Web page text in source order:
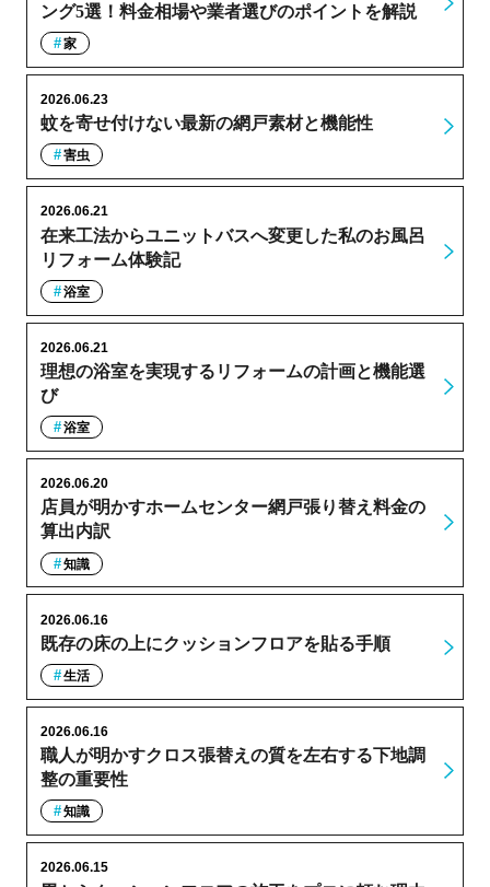
ング5選！料金相場や業者選びのポイントを解説
家
蚊を寄せ付けない最新の網戸素材と機能性
2026.06.23
害虫
在来工法からユニットバスへ変更した私のお風呂
リフォーム体験記
2026.06.21
浴室
理想の浴室を実現するリフォームの計画と機能選
び
2026.06.21
浴室
店員が明かすホームセンター網戸張り替え料金の
算出内訳
2026.06.20
知識
既存の床の上にクッションフロアを貼る手順
2026.06.16
生活
職人が明かすクロス張替えの質を左右する下地調
整の重要性
2026.06.16
知識
2026.06.15